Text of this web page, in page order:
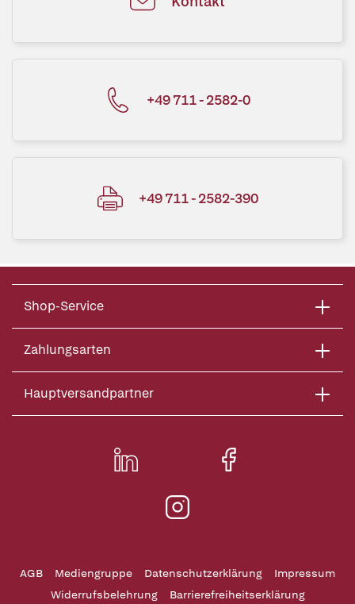
+49 711 - 2582-0
+49 711 - 2582-390
Shop-Service
Zahlungsarten
Hauptversandpartner
AGB Mediengruppe Datenschutzerklärung
Impressum
Widerrufsbelehrung
Barrierefreiheitserklärung